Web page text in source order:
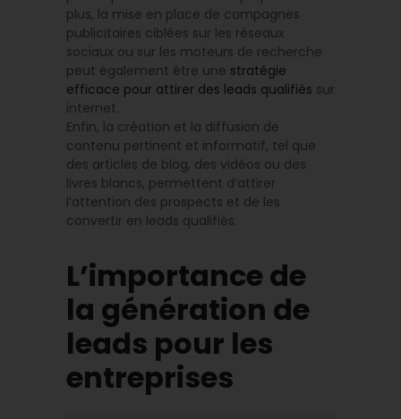
plus, la mise en place de campagnes
publicitaires ciblées sur les réseaux
sociaux ou sur les moteurs de recherche
peut également être une stratégie
efficace pour attirer des leads qualifiés sur
internet.
Enfin, la création et la diffusion de
contenu pertinent et informatif, tel que
des articles de blog, des vidéos ou des
livres blancs, permettent d’attirer
l’attention des prospects et de les
convertir en leads qualifiés.
L’importance de
la génération de
leads pour les
entreprises